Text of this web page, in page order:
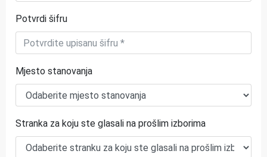
Potvrdi šifru
Mjesto stanovanja
Stranka za koju ste glasali na prošlim izborima